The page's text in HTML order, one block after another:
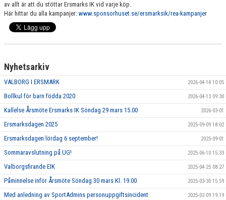
DOKUMENT
RUTINER/POLICY
VERKSAMHET
ANLÄGGNINGAR
UTBILDNING
ARBETSGRUPPER
av allt är att du stöttar Ersmarks IK vid varje köp.
Här hittar du alla kampanjer: www.sponsorhuset.se/ersmarksik/rea-kampanjer
Nyhetsarkiv
VALBORG I ERSMARK 2026-04-14 10:05
Bollkul för barn födda 2020 2026-04-13 09:30
Kallelse Årsmöte Ersmarks IK Söndag 29 mars 15.00 2026-03-01
Ersmarksdagen 2025 2025-09-09 18:02
Ersmarksdagen lördag 6 september! 2025-09-01
Sommaravslutning på UG! 2025-06-10 15:33
Valborgsfirande EIK 2025-04-25 08:27
Påminnelse inför Årsmöte Söndag 30 mars Kl. 19.00 2025-03-30 15:59
Med anledning av SportAdmins personuppgiftsincident 2025-02-09 19:19